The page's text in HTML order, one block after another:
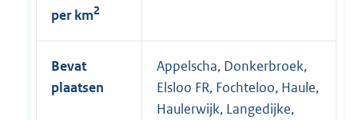
per km2
Bevat
plaatsen
Appelscha, Donkerbroek,
Elsloo FR, Fochteloo, Haule,
Haulerwijk, Langedijke,